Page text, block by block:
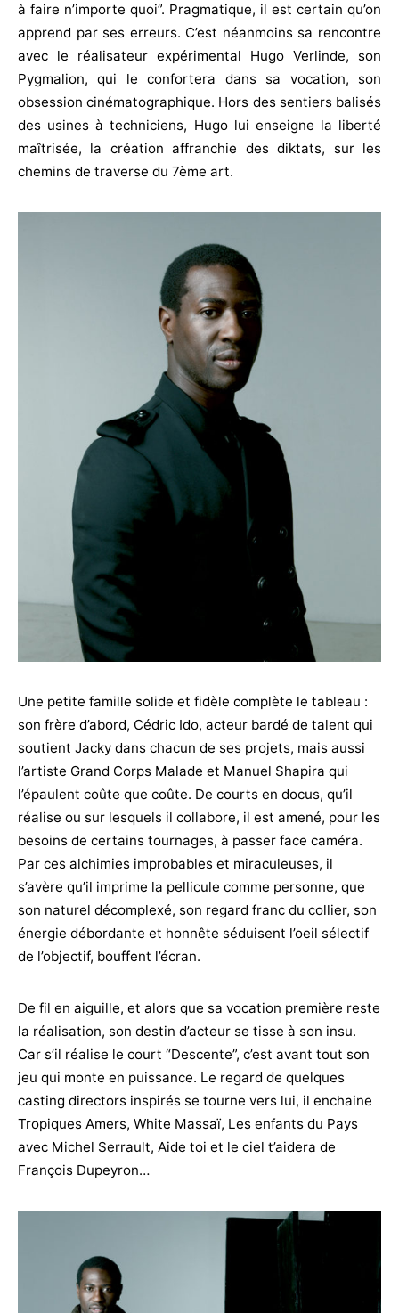
à faire n’importe quoi”. Pragmatique, il est certain qu’on
apprend par ses erreurs. C’est néanmoins sa rencontre
avec le réalisateur expérimental Hugo Verlinde, son
Pygmalion, qui le confortera dans sa vocation, son
obsession cinématographique. Hors des sentiers balisés
des usines à techniciens, Hugo lui enseigne la liberté
maîtrisée, la création affranchie des diktats, sur les
chemins de traverse du 7ème art.
Une petite famille solide et fidèle complète le tableau :
son frère d’abord, Cédric Ido, acteur bardé de talent qui
soutient Jacky dans chacun de ses projets, mais aussi
l’artiste Grand Corps Malade et Manuel Shapira qui
l’épaulent coûte que coûte. De courts en docus, qu’il
réalise ou sur lesquels il collabore, il est amené, pour les
besoins de certains tournages, à passer face caméra.
Par ces alchimies improbables et miraculeuses, il
s’avère qu’il imprime la pellicule comme personne, que
son naturel décomplexé, son regard franc du collier, son
énergie débordante et honnête séduisent l’oeil sélectif
de l’objectif, bouffent l’écran.
De fil en aiguille, et alors que sa vocation première reste
la réalisation, son destin d’acteur se tisse à son insu.
Car s’il réalise le court “Descente”, c’est avant tout son
jeu qui monte en puissance. Le regard de quelques
casting directors inspirés se tourne vers lui, il enchaine
Tropiques Amers, White Massaï, Les enfants du Pays
avec Michel Serrault, Aide toi et le ciel t’aidera de
François Dupeyron…